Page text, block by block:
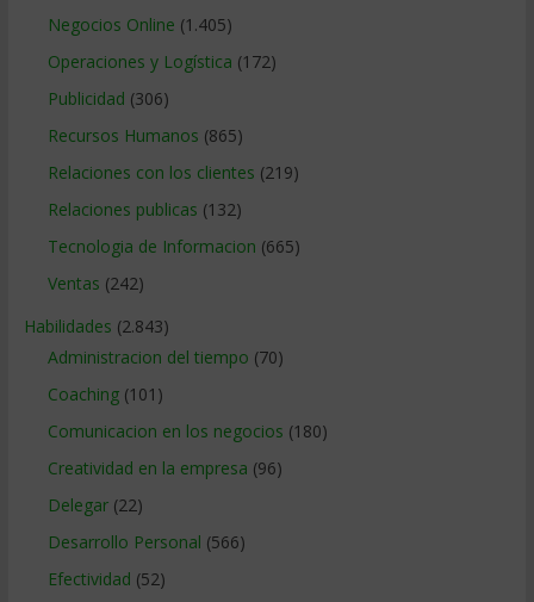
Negocios Online (1.405)
Operaciones y Logística (172)
Publicidad (306)
Recursos Humanos (865)
Relaciones con los clientes (219)
Relaciones publicas (132)
Tecnologia de Informacion (665)
Ventas (242)
Habilidades (2.843)
Administracion del tiempo (70)
Coaching(101)
Comunicacion en los negocios (180)
Creatividad en la empresa (96)
Delegar(22)
Desarrollo Personal (566)
Efectividad (52)